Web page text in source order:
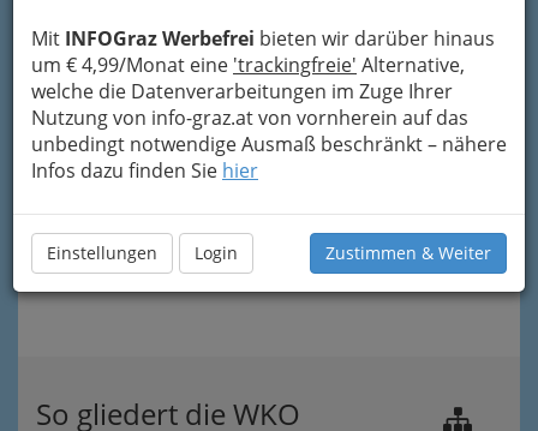
Mit INFOGraz Werbefrei bieten wir darüber hinaus
um € 4,99/Monat eine 'trackingfreie' Alternative,
welche die Datenverarbeitungen im Zuge Ihrer
Nutzung von info-graz.at von vornherein auf das
unbedingt notwendige Ausmaß beschränkt – nähere
Infos dazu finden Sie hier
Einstellungen Login Zustimmen & Weiter
So gliedert die WKO